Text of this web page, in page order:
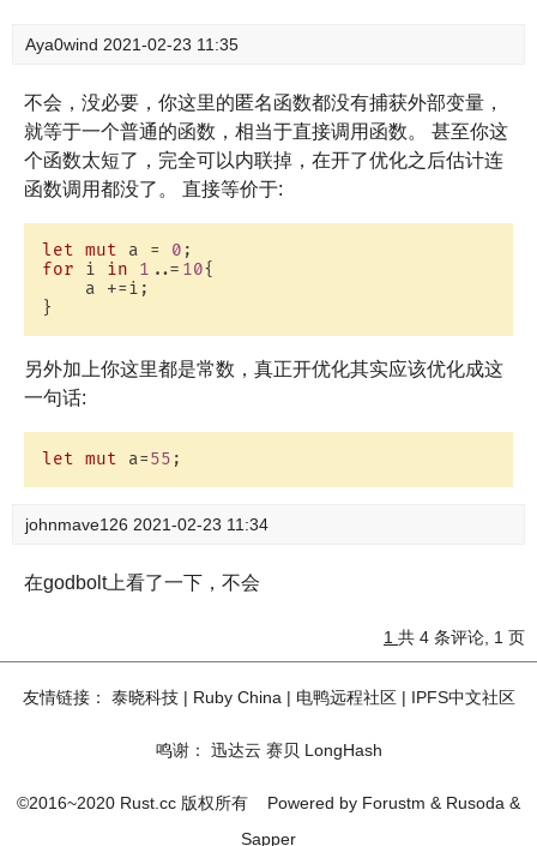
Aya0wind 2021-02-23 11:35
不会，没必要，你这里的匿名函数都没有捕获外部变量，
就等于一个普通的函数，相当于直接调用函数。 甚至你这
个函数太短了，完全可以内联掉，在开了优化之后估计连
函数调用都没了。 直接等价于:
let mut a = 0
for i in 1 ..= 10{
    a +=i;
另外加上你这里都是常数，真正开优化其实应该优化成这
一句话:
let mut a=55
johnmave126 2021-02-23 11:34
在godbolt上看了一下，不会
1 共 4 条评论, 1 页
友情链接： 泰晓科技| Ruby China| 电鸭远程社区| IPFS中文社区
鸣谢： 迅达云 赛贝 LongHash
©2016~2020 Rust.cc 版权所有 Powered by Forustm & Rusoda &
Sapper